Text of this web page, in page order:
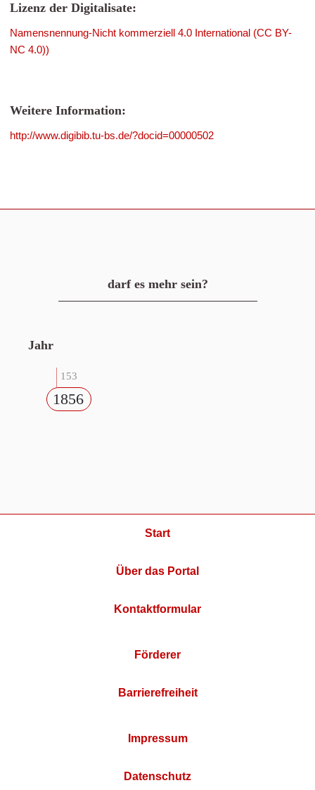
Lizenz der Digitalisate:
Namensnennung-Nicht kommerziell 4.0 International (CC BY-
NC 4.0))
Weitere Information:
http://www.digibib.tu-bs.de/?docid=00000502
darf es mehr sein?
Jahr
153
1856
Start
Über das Portal
Kontaktformular
Förderer
Barrierefreiheit
Impressum
Datenschutz